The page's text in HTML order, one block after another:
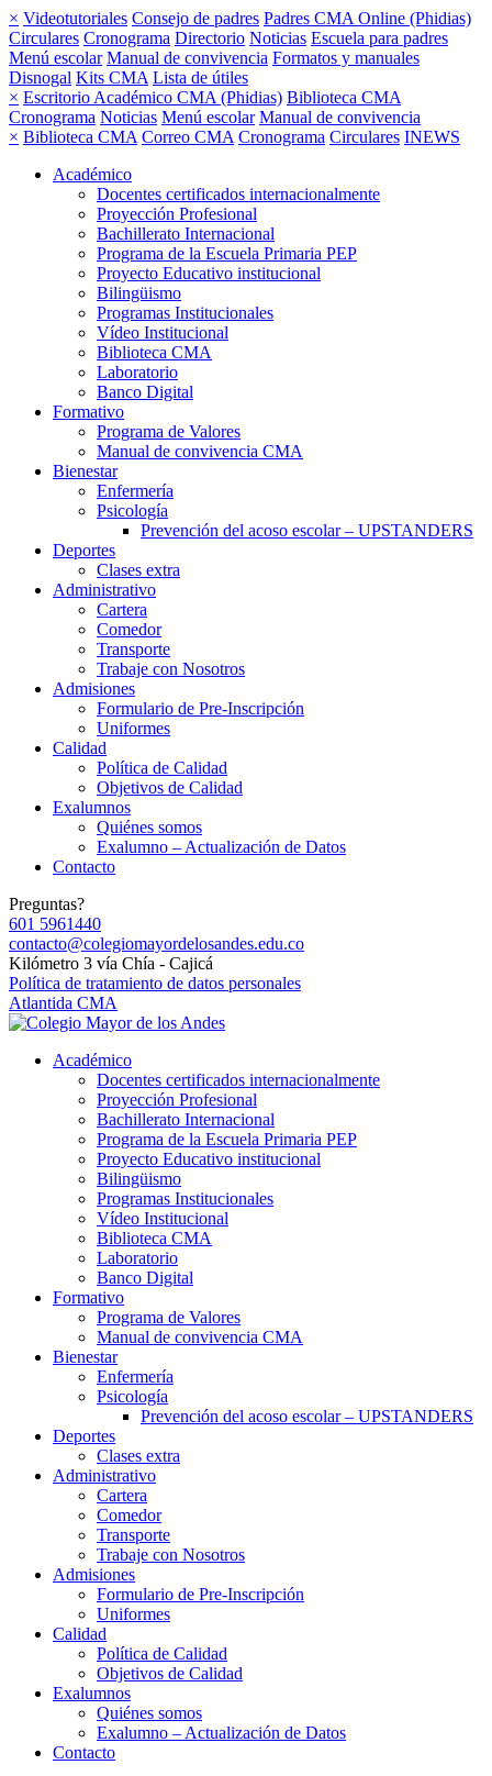
× Videotutoriales Consejo de padres Padres CMA Online (Phidias)
Circulares Cronograma Directorio Noticias Escuela para padres
Menú escolar Manual de convivencia Formatos y manuales
Disnogal Kits CMA Lista de útiles
× Escritorio Académico CMA (Phidias) Biblioteca CMA
Cronograma Noticias Menú escolar Manual de convivencia
× Biblioteca CMA Correo CMA Cronograma Circulares INEWS
Académico
Docentes certificados internacionalmente
Proyección Profesional
Bachillerato Internacional
Programa de la Escuela Primaria PEP
Proyecto Educativo institucional
Bilingüismo
Programas Institucionales
Vídeo Institucional
Biblioteca CMA
Laboratorio
Banco Digital
Formativo
Programa de Valores
Manual de convivencia CMA
Bienestar
Enfermería
Psicología
Prevención del acoso escolar – UPSTANDERS
Deportes
Clases extra
Administrativo
Cartera
Comedor
Transporte
Trabaje con Nosotros
Admisiones
Formulario de Pre-Inscripción
Uniformes
Calidad
Política de Calidad
Objetivos de Calidad
Exalumnos
Quiénes somos
Exalumno – Actualización de Datos
Contacto
Preguntas?
601 5961440
contacto@colegiomayordelosandes.edu.co
Kilómetro 3 vía Chía - Cajicá
Política de tratamiento de datos personales
Atlantida CMA
Académico
Docentes certificados internacionalmente
Proyección Profesional
Bachillerato Internacional
Programa de la Escuela Primaria PEP
Proyecto Educativo institucional
Bilingüismo
Programas Institucionales
Vídeo Institucional
Biblioteca CMA
Laboratorio
Banco Digital
Formativo
Programa de Valores
Manual de convivencia CMA
Bienestar
Enfermería
Psicología
Prevención del acoso escolar – UPSTANDERS
Deportes
Clases extra
Administrativo
Cartera
Comedor
Transporte
Trabaje con Nosotros
Admisiones
Formulario de Pre-Inscripción
Uniformes
Calidad
Política de Calidad
Objetivos de Calidad
Exalumnos
Quiénes somos
Exalumno – Actualización de Datos
Contacto